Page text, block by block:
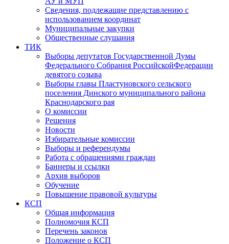
Сведения, подлежащие представлению с
использованием координат
Муниципальные закупки
Общественные слушания
ТИК
Выборы депутатов Государственной Думы
Федерального Собрания РоссийскойФедерации
девятого созыва
Выборы главы Пластуновского сельского
поселения Динского муниципального района
Краснодарского рая
О комиссии
Решения
Новости
Избирательные комиссии
Выборы и референдумы
Работа с обращениями граждан
Баннеры и ссылки
Архив выборов
Обучение
Повышение правовой культуры
КСП
Общая информация
Полномочия КСП
Перечень законов
Положение о КСП